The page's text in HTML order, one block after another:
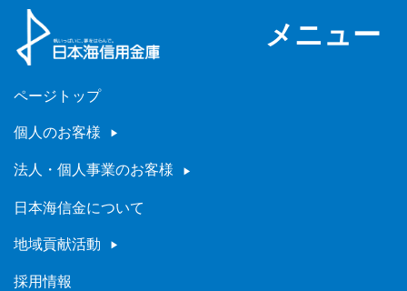
メニュー
ページトップ
個人のお客様
法人・個人事業のお客様
日本海信金について
地域貢献活動
採用情報